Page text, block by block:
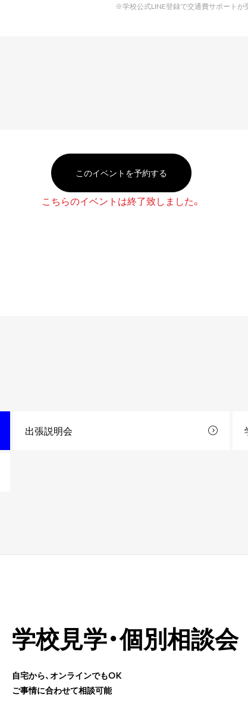
※学校公式LINE登録で交通費サポートが
このイベントを予約する
こちらのイベントは終了致しました。
出張説明会
学校見学・個別相談会
自宅から、オンラインでもOK
ご事情に合わせて相談可能